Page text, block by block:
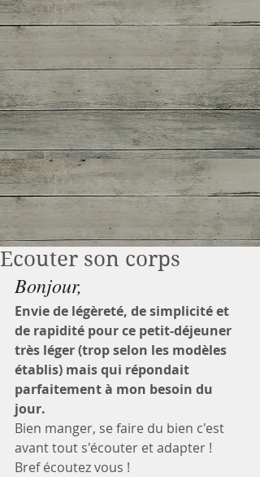
Ecouter son corps
Bonjour,
Envie de légèreté, de simplicité et
de rapidité pour ce petit-déjeuner
très léger (trop selon les modèles
établis) mais qui répondait
parfaitement à mon besoin du
jour.
Bien manger, se faire du bien c'est
avant tout s'écouter et adapter !
Bref écoutez vous !